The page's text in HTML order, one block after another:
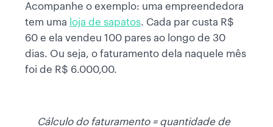
Acompanhe o exemplo: uma empreendedora
tem uma loja de sapatos. Cada par custa R$
60 e ela vendeu 100 pares ao longo de 30
dias. Ou seja, o faturamento dela naquele mês
foi de R$ 6.000,00.
Cálculo do faturamento = quantidade de